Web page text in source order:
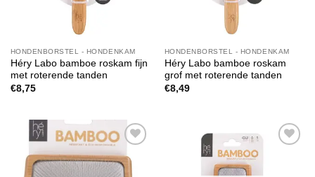
HONDENBORSTEL - HONDENKAM
Héry Labo bamboe roskam fijn
met roterende tanden
€8,75
HONDENBORSTEL - HONDENKAM
Héry Labo bamboe roskam
grof met roterende tanden
€8,49
Toevoegen
aan
verlanglijst
Toevoegen
verlanglijst